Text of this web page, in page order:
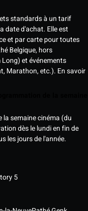
standards à un tarif
date d'achat. Elle est
et par carte pour toutes
Belgique, hors
et événements
Marathon, etc.). En savoir
semaine cinéma (du
dès le lundi en fin de
les jours de l'année.
5